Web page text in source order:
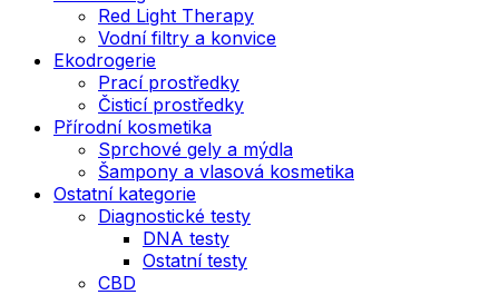
Red Light Therapy
Vodní filtry a konvice
Ekodrogerie
Prací prostředky
Čisticí prostředky
Přírodní kosmetika
Sprchové gely a mýdla
Šampony a vlasová kosmetika
Ostatní kategorie
Diagnostické testy
DNA testy
Ostatní testy
CBD